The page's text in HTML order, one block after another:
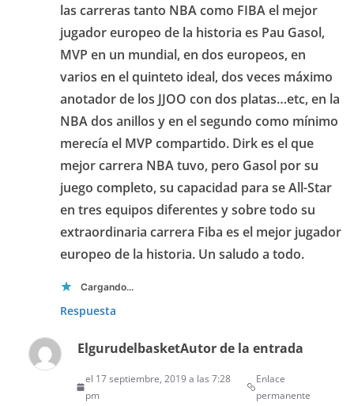
las carreras tanto NBA como FIBA el mejor
jugador europeo de la historia es Pau Gasol,
MVP en un mundial, en dos europeos, en
varios en el quinteto ideal, dos veces máximo
anotador de los JJOO con dos platas…etc, en la
NBA dos anillos y en el segundo como mínimo
merecía el MVP compartido. Dirk es el que
mejor carrera NBA tuvo, pero Gasol por su
juego completo, su capacidad para se All-Star
en tres equipos diferentes y sobre todo su
extraordinaria carrera Fiba es el mejor jugador
europeo de la historia. Un saludo a todo.
Cargando...
Respuesta
ElgurudelbasketAutor de la entrada
el 17 septiembre, 2019 a las 7:28
pm
Enlace
permanente